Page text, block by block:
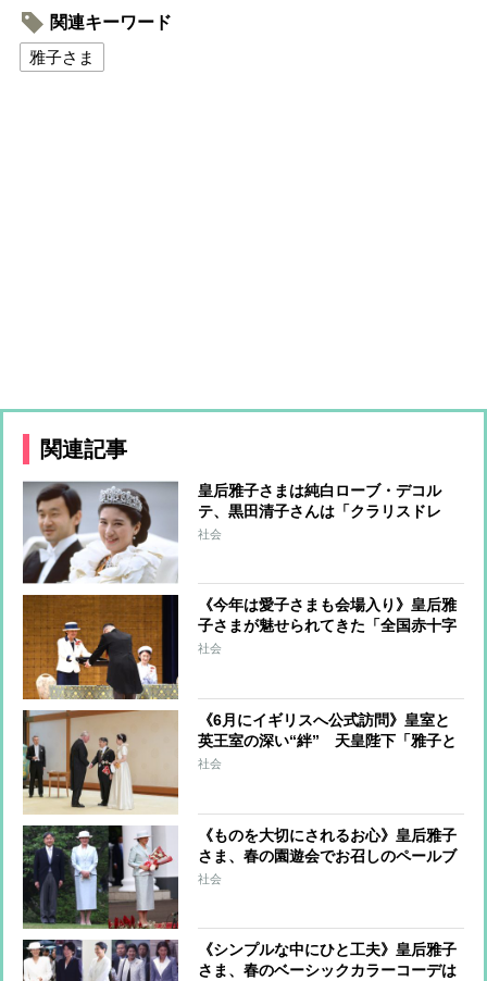
関連キーワード
雅子さま
関連記事
皇后雅子さまは純白ローブ・デコル
テ、黒田清子さんは「クラリスドレ
ス」と話題に 女性皇族の華麗な
社会
《今年は愛子さまも会場入り》皇后雅
子さまが魅せられてきた「全国赤十字
大会」でのネイビー×白のバイカラー
社会
《6月にイギリスへ公式訪問》皇室と
英王室の深い“絆” 天皇陛下「雅子と
ともにイギリスの地を再び」特別な時
社会
《ものを大切にされるお心》皇后雅子
さま、春の園遊会でお召しのペールブ
ルーのセットアップは着回しファッシ
社会
《シンプルな中にひと工夫》皇后雅子
さま、春のベーシックカラーコーデは